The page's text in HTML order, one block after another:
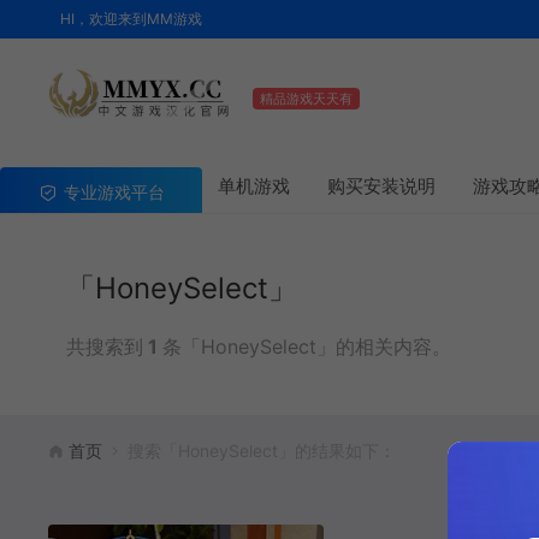
HI，欢迎来到MM游戏
精品游戏天天有
专业游戏平台 单机游戏 购买安装说明 游戏攻
「HoneySelect」
共搜索到 1 条「HoneySelect」的相关内容。
首页